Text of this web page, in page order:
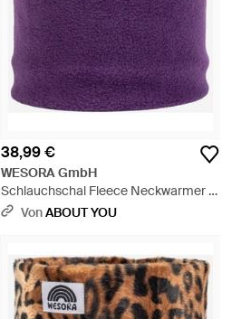
38,99 €
WESORA GmbH
Schlauchschal Fleece Neckwarmer -
Lila VonABOUT YOU